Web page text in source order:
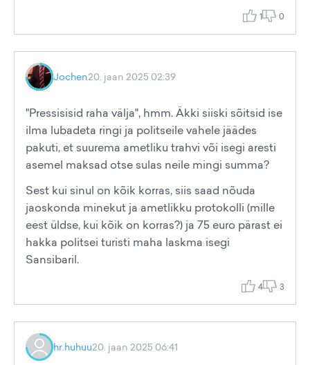
1 0
Jochen20. jaan 2025 02:39
"Pressisisid raha välja", hmm. Äkki siiski sõitsid ise
ilma lubadeta ringi ja politseile vahele jäädes
pakuti, et suurema ametliku trahvi või isegi aresti
asemel maksad otse sulas neile mingi summa?
Sest kui sinul on kõik korras, siis saad nõuda
jaoskonda minekut ja ametlikku protokolli (mille
eest üldse, kui kõik on korras?) ja 75 euro pärast ei
hakka politsei turisti maha laskma isegi
Sansibaril.
4 3
hr.huhuu20. jaan 2025 06:41